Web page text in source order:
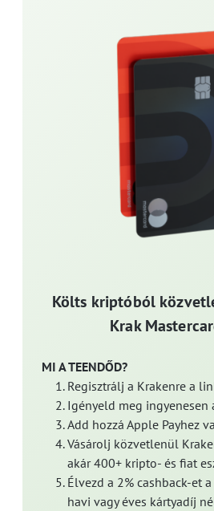
Költs kriptóból
Krak
MI A TEENDŐD?
Regisztrálj a Krakenre a
Igényeld meg ingyenesen
Add hozzá Apple Payhez
Vásárolj közvetlenül
akár 400+ kripto- és fiat
Élvezd a 2% cashback-et
havi vagy éves kártyadíj